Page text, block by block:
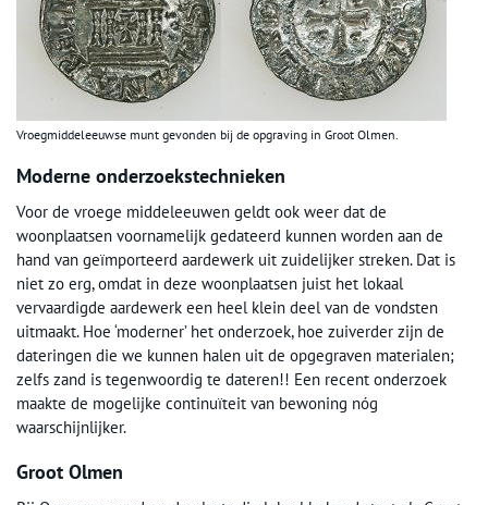
Vroegmiddeleeuwse munt gevonden bij de opgraving in Groot Olmen.
Moderne onderzoekstechnieken
Voor de vroege middeleeuwen geldt ook weer dat de
woonplaatsen voornamelijk gedateerd kunnen worden aan de
hand van geïmporteerd aardewerk uit zuidelijker streken. Dat is
niet zo erg, omdat in deze woonplaatsen juist het lokaal
vervaardigde aardewerk een heel klein deel van de vondsten
uitmaakt. Hoe ‘moderner’ het onderzoek, hoe zuiverder zijn de
dateringen die we kunnen halen uit de opgegraven materialen;
zelfs zand is tegenwoordig te dateren!! Een recent onderzoek
maakte de mogelijke continuïteit van bewoning nóg
waarschijnlijker.
Groot Olmen